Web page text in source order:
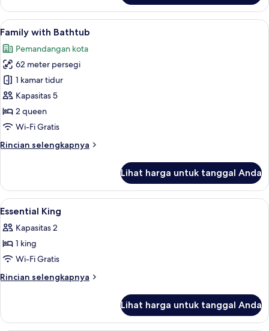
Clock
tower
with
bathtub
Lihat
semua
foto
untuk
Family
with
Bathtub
Family with Bathtub | Seprai
7
Family with Bathtub
Pemandangan kota
62 meter persegi
1 kamar tidur
Kapasitas 5
2 queen
Wi-Fi Gratis
Rincian selengkapnya
Rincian
Family
with
Bathtub
Lihat harga untuk tanggal Anda
Lihat
semua
foto
untuk
Essential
King
Seprai premium, brankas, meja
7
Essential King
Kapasitas 2
1 king
Wi-Fi Gratis
Rincian selengkapnya
Rincian
Essential
Lihat harga untuk tanggal Anda